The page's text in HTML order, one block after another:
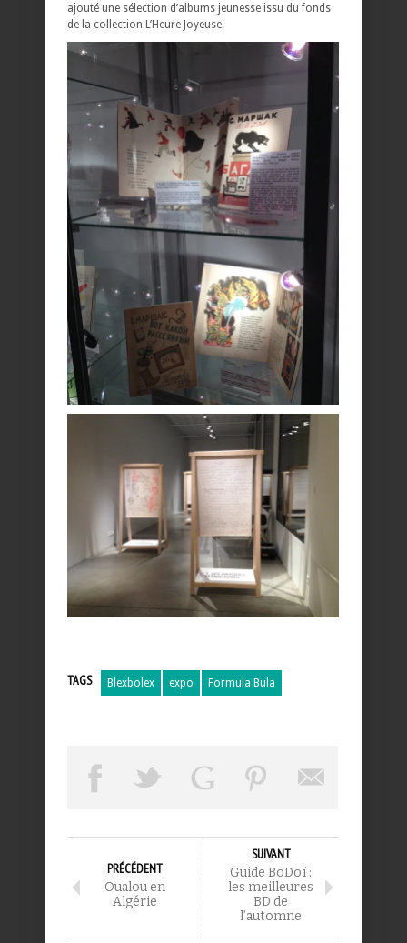
ajouté une sélection d’albums jeunesse issu du fonds
de la collection L’Heure Joyeuse.
TAGS Blexbolex expo Formula Bula
PRÉCÉDENT
Oualou en
Algérie
SUIVANT
Guide BoDoï :
les meilleures
BD de
l’automne